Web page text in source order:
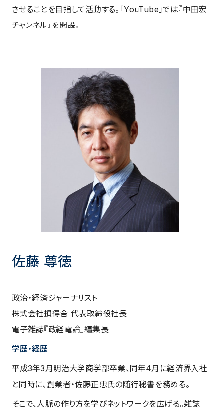
させることを目指して活動する。「YouTube」では『中田宏
チャンネル』を開設。
佐藤 尊徳
政治・経済ジャーナリスト
株式会社損得舎 代表取締役社長
電子雑誌『政経電論』編集長
学歴・経歴
平成3年3月明治大学商学部卒業、同年4月に経済界入社
と同時に、創業者・佐藤正忠氏の随行秘書を務める。
そこで、人脈の作り方を学びネットワークを広げる。雑誌